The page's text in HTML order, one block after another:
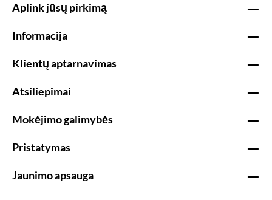
Aplink jūsų pirkimą
Informacija
Klientų aptarnavimas
Atsiliepimai
Mokėjimo galimybės
Pristatymas
Jaunimo apsauga